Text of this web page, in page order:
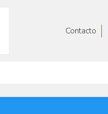
Contacto